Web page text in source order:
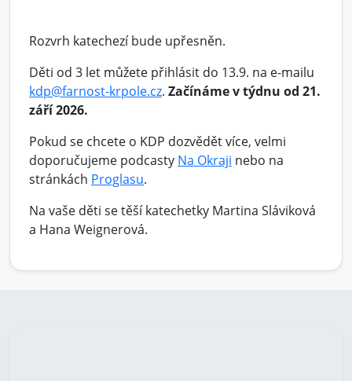
Rozvrh katechezí bude upřesněn.
Děti od 3 let můžete přihlásit do 13.9. na e-mailu
kdp@farnost-krpole.cz. Začínáme v týdnu od 21.
září 2026.
Pokud se chcete o KDP dozvědět více, velmi
doporučujeme podcasty Na Okraji nebo na
stránkách Proglasu.
Na vaše děti se těší katechetky Martina Sláviková
a Hana Weignerová.